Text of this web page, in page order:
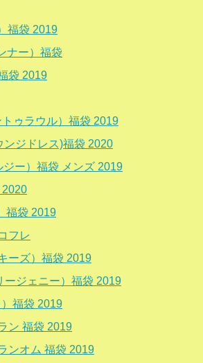
福袋 2019
ナー）福袋
袋 2019
ゥラウル）福袋 2019
ンジドレス)福袋 2020
ジー）福袋 メンズ 2019
2020
福袋 2019
フレ
ーズ）福袋 2019
ージェニー）福袋 2019
福袋 2019
ン 福袋 2019
ンオム 福袋 2019